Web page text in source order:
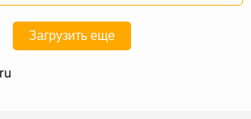
Загрузить еще
данных или в судебном
неправомерные действия или
Оператора при обработке
его персональных данных;
осуществление иных прав,
законодательством РФ.